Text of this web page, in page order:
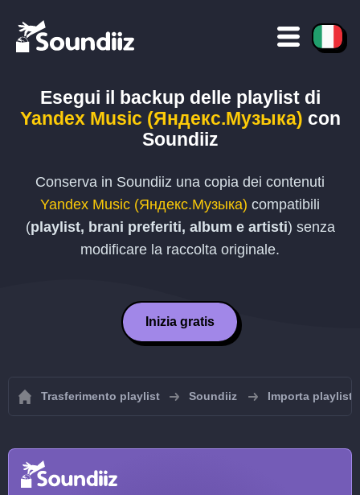
Esegui il backup delle playlist di
Yandex Music (Яндекс.Музыка) con
Soundiiz
Conserva in Soundiiz una copia dei contenuti
Yandex Music (Яндекс.Музыка) compatibili
(playlist, brani preferiti, album e artisti) senza
modificare la raccolta originale.
Inizia gratis
Trasferimento playlist Soundiiz Importa playlist